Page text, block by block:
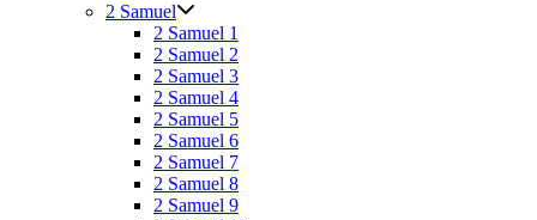
2 Samuel
2 Samuel 1
2 Samuel 2
2 Samuel 3
2 Samuel 4
2 Samuel 5
2 Samuel 6
2 Samuel 7
2 Samuel 8
2 Samuel 9